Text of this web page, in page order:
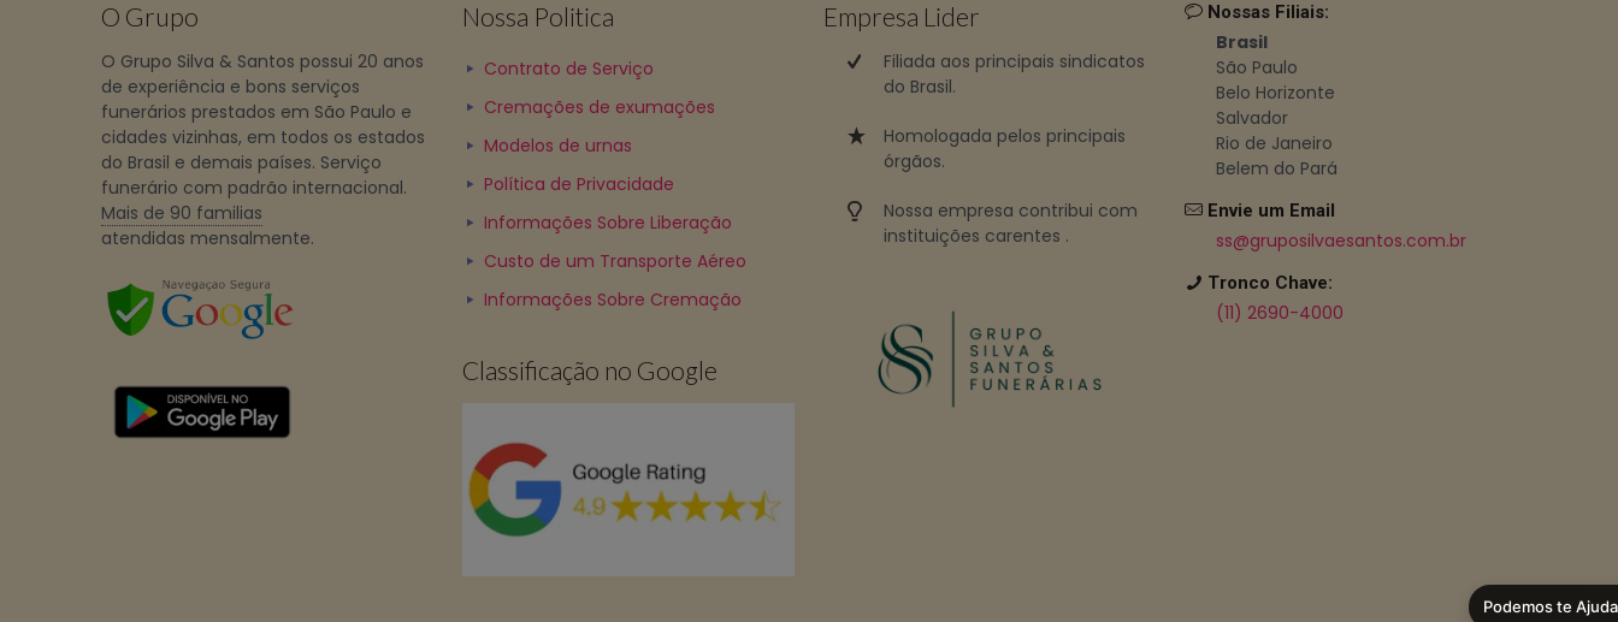
O Grupo
O Grupo Silva & Santos possui 20 anos
de experiência e bons serviços
funerários prestados em São Paulo e
cidades vizinhas, em todos os estados
do Brasil e demais países. Serviço
funerário com padrão internacional.
Mais de 90 familias
atendidas mensalmente.
Nossa Politica
Contrato de Serviço
Cremações de exumações
Modelos de urnas
Política de Privacidade
Informações Sobre Liberação
Custo de um Transporte Aéreo
Informações Sobre Cremação
Classificação no Google
Empresa Lider
Filiada aos principais sindicatos
do Brasil.
Homologada pelos principais
órgãos.
Nossa empresa contribui com
instituições carentes .
Nossas Filiais:
Brasil
São Paulo
Belo Horizonte
Salvador
Rio de Janeiro
Belem do Pará
Envie um Email
ss@gruposilvaesantos.com.br
Tronco Chave:
(11) 2690-4000
Podemos te